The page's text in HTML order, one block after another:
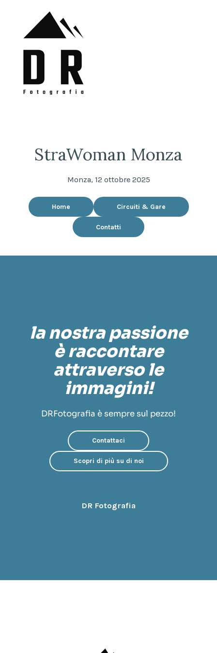
StraWoman Monza
Monza, 12 ottobre 2025
Home Circuiti & Gare
Contatti
la nostra passione
è raccontare
attraverso le
immagini!
DRFotografia è sempre sul pezzo!
Contattaci
Scopri di più su di noi
DR Fotografia